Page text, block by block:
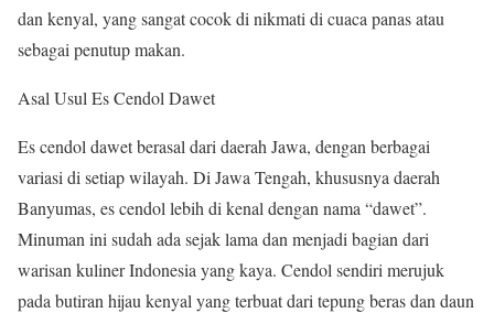
dan kenyal, yang sangat cocok di nikmati di cuaca panas atau
sebagai penutup makan.
Asal Usul Es Cendol Dawet
Es cendol dawet berasal dari daerah Jawa, dengan berbagai
variasi di setiap wilayah. Di Jawa Tengah, khususnya daerah
Banyumas, es cendol lebih di kenal dengan nama “dawet”.
Minuman ini sudah ada sejak lama dan menjadi bagian dari
warisan kuliner Indonesia yang kaya. Cendol sendiri merujuk
pada butiran hijau kenyal yang terbuat dari tepung beras dan daun